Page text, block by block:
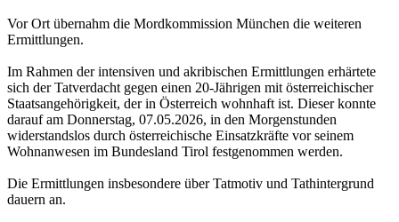
Vor Ort übernahm die Mordkommission München die weiteren
Ermittlungen.
Im Rahmen der intensiven und akribischen Ermittlungen erhärtete
sich der Tatverdacht gegen einen 20-Jährigen mit österreichischer
Staatsangehörigkeit, der in Österreich wohnhaft ist. Dieser konnte
darauf am Donnerstag, 07.05.2026, in den Morgenstunden
widerstandslos durch österreichische Einsatzkräfte vor seinem
Wohnanwesen im Bundesland Tirol festgenommen werden.
Die Ermittlungen insbesondere über Tatmotiv und Tathintergrund
dauern an.